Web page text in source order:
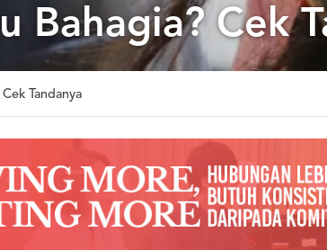
Bahagia? Cek
Tandanya